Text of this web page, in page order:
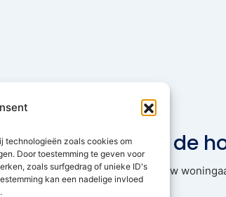
technologieën zoals cookies om
Door toestemming te geven voor
zoals surfgedrag of unieke ID's
kan een nadelige invloed
Blijf op de
Ontvang updates, nieuw